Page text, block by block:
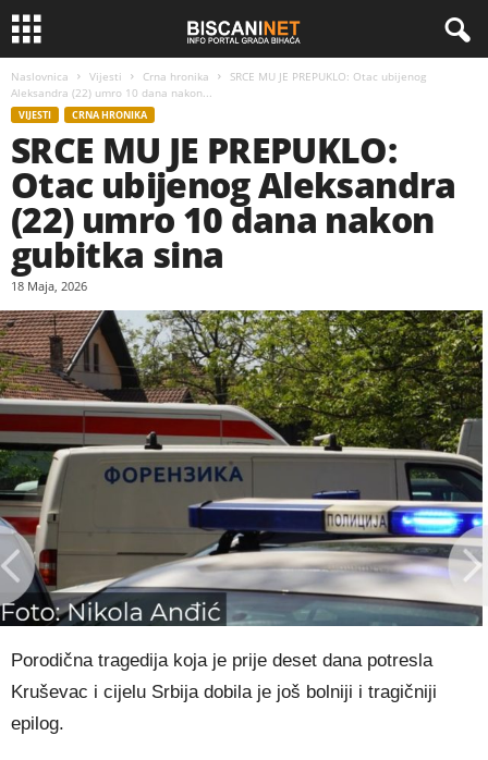
Naslovnica Vijesti Crna hronika
SRCE MU JE PREPUKLO: Otac ubijenog
Aleksandra (22) umro 10 dana nakon...
VIJESTI CRNA HRONIKA
SRCE MU JE PREPUKLO:
Otac ubijenog Aleksandra
(22) umro 10 dana nakon
gubitka sina
18 Maja, 2026
Porodična tragedija koja je prije deset dana potresla
Kruševac i cijelu Srbija dobila je još bolniji i tragičniji
epilog.